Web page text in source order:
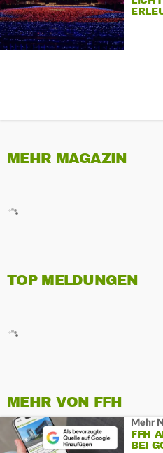
MEHR MAGAZIN
TOP MELDUNGEN
MEHR VON FFH
Mehr
FFH
BEI